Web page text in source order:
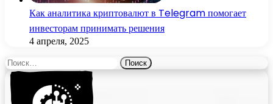
Как аналитика криптовалют в Telegram помогает
инвесторам принимать решения
4 апреля, 2025
Найти: